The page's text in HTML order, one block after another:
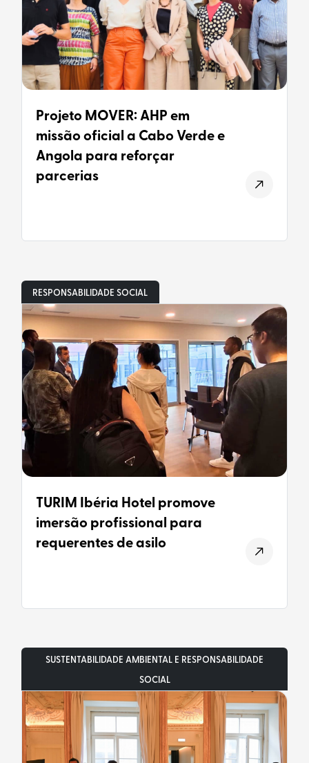
Projeto MOVER: AHP em
missão oficial a Cabo Verde e
Angola para reforçar
parcerias
RESPONSABILIDADE SOCIAL
TURIM Ibéria Hotel promove
imersão profissional para
requerentes de asilo
SUSTENTABILIDADE AMBIENTAL E RESPONSABILIDADE
SOCIAL